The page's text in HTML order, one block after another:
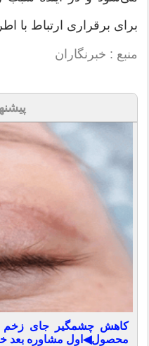
برای برقراری ارتباط با
منبع : خبرنگاران
محصول◀اول مشاوره بعد